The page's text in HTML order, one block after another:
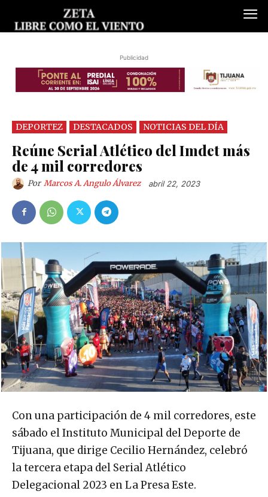
Publicidad
DEPORTEZ DESTACADOS NOTICIAS DEL DÍA
Reúne Serial Atlético del Imdet más
de 4 mil corredores
Por Marcos A. Angulo Álvarez abril 22, 2023
Con una participación de 4 mil corredores, este
sábado el Instituto Municipal del Deporte de
Tijuana, que dirige Cecilio Hernández, celebró
la tercera etapa del Serial Atlético
Delegacional 2023 en La Presa Este.